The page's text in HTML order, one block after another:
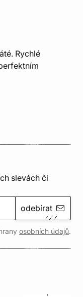
Rychlé
slevách či
odebírat
osobních údajů.